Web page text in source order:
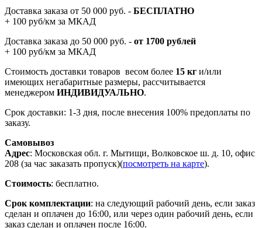
Доставка заказа от 50 000 руб. - БЕСПЛАТНО
+ 100 руб/км за МКАД
Доставка заказа до 50 000 руб. - от 1700 рублей
+ 100 руб/км за МКАД
Стоимость доставки товаров весом более 15 кг и/или
имеющих негабаритные размеры, рассчитывается
менеджером ИНДИВИДУАЛЬНО.
Срок доставки: 1-3 дня, после внесения 100% предоплаты по
заказу.
Самовывоз
Адрес: Московская обл. г. Мытищи, Волковское ш. д. 10, офис
208 (за час заказать пропуск)(посмотреть на карте).
Стоимость: бесплатно.
Срок комплектации: на следующий рабочий день, если заказ
сделан и оплачен до 16:00, или через один рабочий день, если
заказ сделан и оплачен после 16:00.